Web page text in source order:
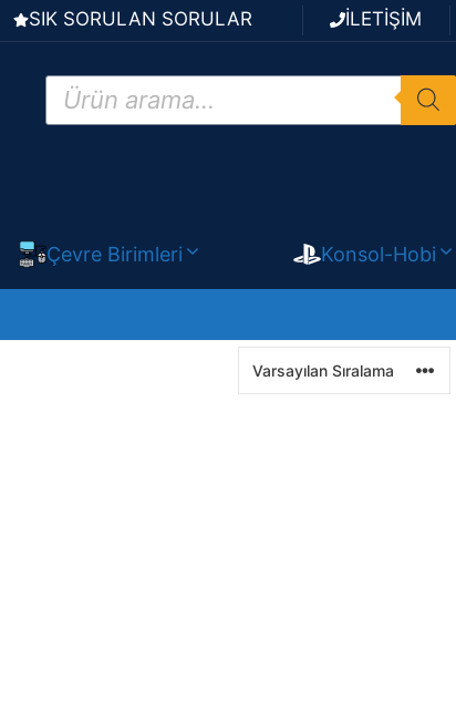
SIK SORULAN SORULAR İLETİŞİM
Products
search
Çevre Birimleri Konsol-Hobi